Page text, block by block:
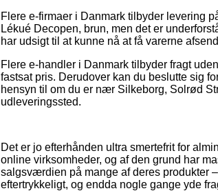
Flere e-firmaer i Danmark tilbyder levering
Lékué Decopen, brun, men det er
har udsigt til at kunne nå at få varerne
Flere e-handler i Danmark tilbyder fragt
fastsat pris. Derudover kan du beslutte sig
hensyn til om du er nær Silkeborg, Solrød
udleveringssted.
Det er jo efterhånden ultra smertefrit for
online virksomheder, og af den grund har
salgsværdien på mange af deres produkter
eftertrykkeligt, og endda nogle gange yde